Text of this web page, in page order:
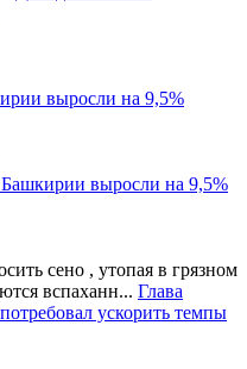
выросли на 9,5%
выросли на 9,5%
сено , утопая в грязном
вспаханн... Глава
ускорить темпы